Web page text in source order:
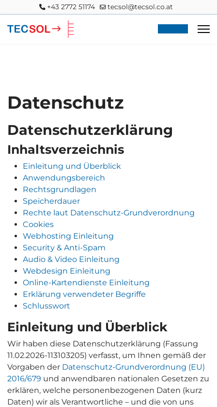
+43 2772 51174 tecsol@tecsol.co.at
Datenschutz
Datenschutzerklärung
Inhaltsverzeichnis
Einleitung und Überblick
Anwendungsbereich
Rechtsgrundlagen
Speicherdauer
Rechte laut Datenschutz-Grundverordnung
Cookies
Webhosting Einleitung
Security & Anti-Spam
Audio & Video Einleitung
Webdesign Einleitung
Online-Kartendienste Einleitung
Erklärung verwendeter Begriffe
Schlusswort
Einleitung und Überblick
Wir haben diese Datenschutzerklärung (Fassung
11.02.2026-113103205) verfasst, um Ihnen gemäß der
Vorgaben der Datenschutz-Grundverordnung (EU)
2016/679 und anwendbaren nationalen Gesetzen zu
erklären, welche personenbezogenen Daten (kurz
Daten) wir als Verantwortliche – und die von uns